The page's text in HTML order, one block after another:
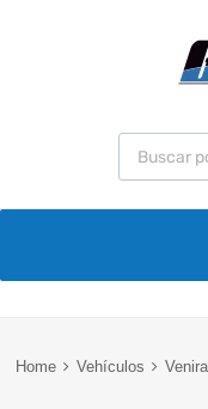
Home Vehículos